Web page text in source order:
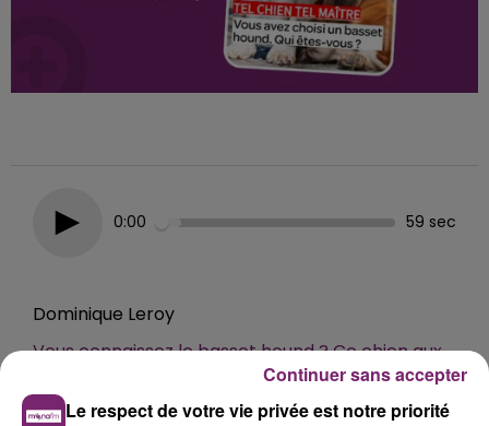
0:00 59 sec
Dominique Leroy
Vous connaissez le basset hound ? Ce chien aux
longues oreilles tombantes et au flair
incroyable…
Le respect de votre vie privée est notre priorité
Continuer sans accepter